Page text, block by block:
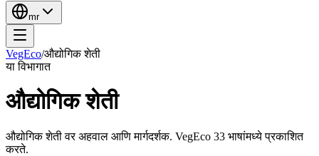
mr
VegEco/औद्योगिक शेती
या विभागात
औद्योगिक शेती
औद्योगिक शेती वर अहवाल आणि मार्गदर्शक. VegEco 33 भाषांमध्ये प्रकाशित
करते.